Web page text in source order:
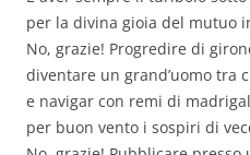
per la divina gioia del mutuo
No, grazie! Progredire di
diventare un grand’uomo tra
e navigar con remi di
per buon vento i sospiri di